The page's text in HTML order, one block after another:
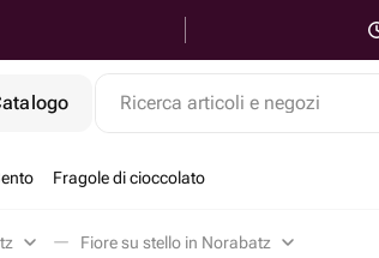
Ricerca articoli e negozi
Fragole di cioccolato
Fiore su stello in Norabatz